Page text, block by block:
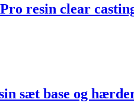
resin clear
sæt base og